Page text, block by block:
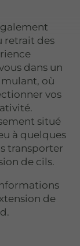
retrait des
dans un
où
vos
situé
à quelques
transporter
de cils.
de